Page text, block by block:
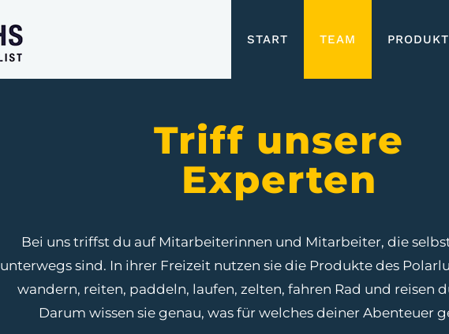
START TEAM
Triff unsere
Experten
Bei uns triffst du auf Mitarbeiterinnen und Mitarbeiter, die
unterwegs sind. In ihrer Freizeit nutzen sie die Produkte des
wandern, reiten, paddeln, laufen, zelten, fahren Rad und reisen
Darum wissen sie genau, was für welches deiner Abenteuer